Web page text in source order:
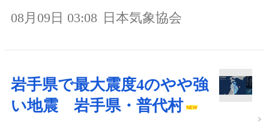
08月09日 03:08 日本気象協会
岩手県で最大震度4のやや強
い地震 岩手県・普代村